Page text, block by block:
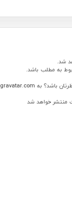
شد.
به مطلب باشد.
باشد؟ به gravatar.com
منتشر خواهد شد